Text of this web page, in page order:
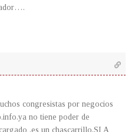
congresistas por negocios
no tiene poder de
,es un chascarrillo,SI A